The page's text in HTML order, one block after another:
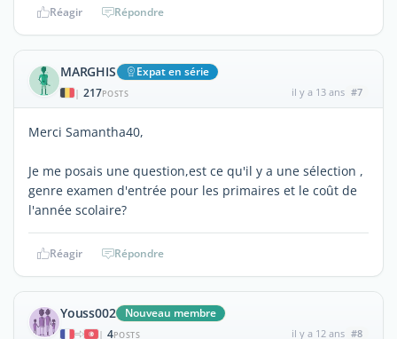
Réagir Répondre
MARGHIS Expat en série
| 217POSTS il y a 13 ans #7
Merci Samantha40,
Je me posais une question,est ce qu'il y a une sélection ,
genre examen d'entrée pour les primaires et le coût de
l'année scolaire?
Réagir Répondre
Youss002 Nouveau membre
| 4POSTS il y a 12 ans #8